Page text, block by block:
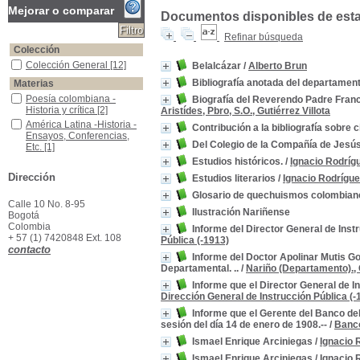
Documentos disponibles de
Refinar búsqueda
Belalcázar / Alberto Brun
Bibliografía anotada del
Biografía del Reverendo Padre
Aristídes, Pbro, S.O., Gutiérrez Villota
Contribución a la bibliografía sobre
Del Colegio de la Compañía de
Estudios históricos. / Ignacio
Estudios literarios / Ignacio
Glosario de quechuismos
Ilustración Nariñense
Informe del Director General de
Pública (-1913)
Informe del Doctor Apolinar Mutis
Departamental. .. / Nariño
Informe que el Director General de
Dirección General de Instrucción Pública (-
Informe que el Gerente del Banco
sesión del día 14 de enero de 1908.-- /
Ismael Enrique Arciniegas / Ignacio
Mejorar o comparar
Colección
Colección General
Colección General [12]
Materias
Poesía colombiana -Historia y crítica
Poesía colombiana -
Historia y crítica [2]
América Latina -Historia -Ensayos, Conferencias, Etc.
América Latina -Historia -
Ensayos, Conferencias,
Etc. [1]
Bibliografías
Colombia -Historia -Ensayos, Conferencias, Etc.
Colombia -Historia -
Ensayos, Conferencias,
Etc.[1]
Colombia -Historia -Estados Unidos de Colombia, 1863-1885
Colombia -Historia -
Estados Unidos de
Colombia -Política y Gobierno -Siglo XX
Dirección
Calle 10 No. 8-95
Bogotá
Colombia
+ 57 (1) 7420848 Ext. 108
contacto